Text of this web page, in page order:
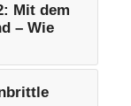
Mit dem
– Wie